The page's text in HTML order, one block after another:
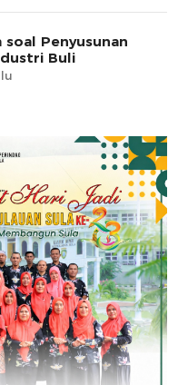
soal Penyusunan
Buli